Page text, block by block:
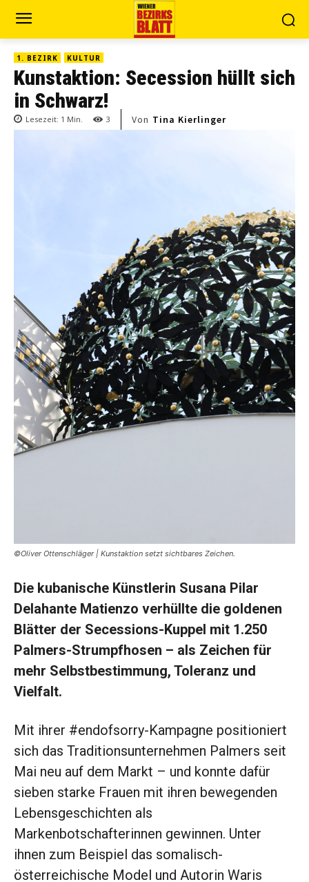
1. BEZIRK KULTUR
Kunstaktion: Secession hüllt sich
in Schwarz!
Lesezeit: 1 Min. 3 Von Tina Kierlinger
©Oliver Ottenschläger | Kunstaktion setzt sichtbares Zeichen.
Die kubanische Künstlerin Susana Pilar
Delahante Matienzo verhüllte die goldenen
Blätter der Secessions-Kuppel mit 1.250
Palmers-Strumpfhosen – als Zeichen für
mehr Selbstbestimmung, Toleranz und
Vielfalt.
Mit ihrer #endofsorry-Kampagne positioniert
sich das Traditionsunternehmen Palmers seit
Mai neu auf dem Markt – und konnte dafür
sieben starke Frauen mit ihren bewegenden
Lebensgeschichten als
Markenbotschafterinnen gewinnen. Unter
ihnen zum Beispiel das somalisch-
österreichische Model und Autorin Waris